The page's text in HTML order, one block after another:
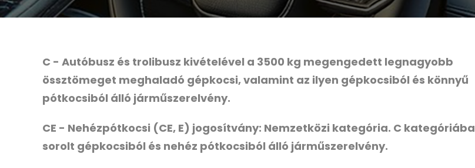
C - Autóbusz és trolibusz kivételével a 3500 kg megengedett legnagyobb
össztömeget meghaladó gépkocsi, valamint az ilyen gépkocsiból és könnyű
pótkocsiból álló járműszerelvény.
CE - Nehézpótkocsi (CE, E) jogosítvány: Nemzetközi kategória. C kategóriába
sorolt gépkocsiból és nehéz pótkocsiból álló járműszerelvény.